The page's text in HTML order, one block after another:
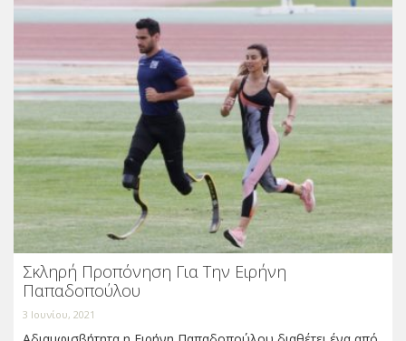
Σκληρή Προπόνηση Για Την Ειρήνη
Παπαδοπούλου
3 Ιουνίου, 2021